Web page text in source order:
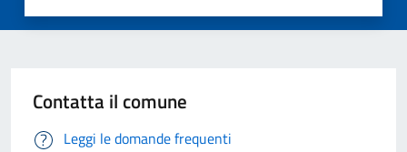
Contatta il comune
Leggi le domande frequenti